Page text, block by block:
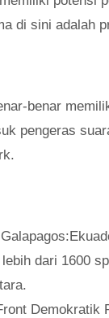
di sini adalah
benar
pengeras
dari 1600
Demokratik